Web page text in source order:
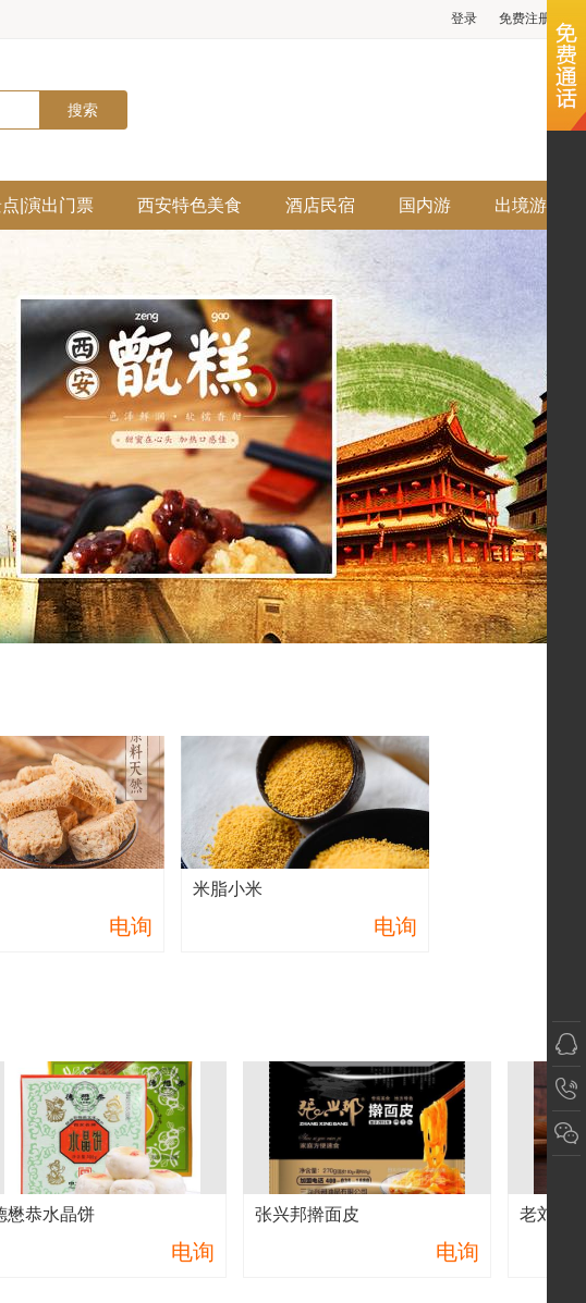
登录 免费注册
|演出门票 西安特色美食 酒店民宿 国内游 出境游
电询
米脂小米
电询
懋恭水晶饼
电询
张兴邦擀面皮
电询